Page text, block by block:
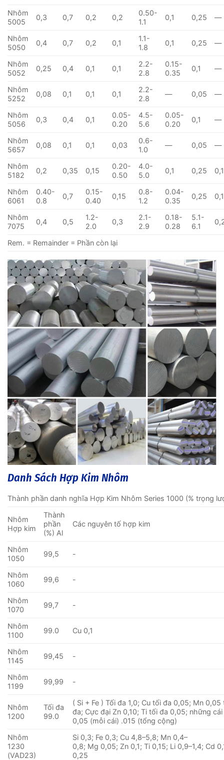
Nhôm
5005
0,3 0,7 0,2 0,2
0.50-
1.1
0,1 0,25 —
Nhôm
5050
0,4 0,7 0,2 0,1
1.1-
1.8
0,1 0,25 —
Nhôm
5052
0,25 0,4 0,1 0,1
2.2-
2.8
0.15-
0.35
0,1 —
Nhôm
5252
0,08 0,1 0,1 0,1
2.2-
2.8
— 0,05 —
Nhôm
5056
0,3 0,4 0,1
0.05-
0.20
4.5-
5.6
0.05-
0.20
0,1 —
Nhôm
5657
0,08 0,1 0,1 0,03
0.6-
1.0
— 0,05 —
Nhôm
5182
0,2 0,35 0,15
0.20-
0.50
4.0-
5.0
0,1 0,25 0,1
Nhôm
6061
0.40-
0.8
0,7
0.15-
0.40
0,15
0.8-
1.2
0.04-
0.35
0,25
Nhôm
7075
0,4 0,5
1.2-
2.0
0,3
2.1-
2.9
0.18-
0.28
5.1-
6.1
Rem. = Remainder = Phần còn lại
Danh Sách Hợp Kim Nhôm
Thành phần danh nghĩa Hợp Kim Nhôm Series 1000 (% trọng
Nhôm
Hợp kim
Thành
phần
(%) Al
Các nguyên tố hợp kim
Nhôm
1050
99,5 -
Nhôm
1060
99,6 -
Nhôm
1070
99,7 -
Nhôm
1100
99.0 Cu 0,1
Nhôm
1145
99,45 -
Nhôm
1199
99,99 -
Nhôm
1200
Tối đa
99.0
( Si + Fe ) Tối đa 1,0; Cu tối đa 0,05; Mn 0,05
đa; Cực đại Zn 0,10; Ti tối đa 0,05; những
0,05 (mỗi cái) .015 (tổng cộng)
Nhôm
1230
(VAD23)
Si 0,3; Fe 0,3; Cu 4,8–5,8; Mn 0,4–
0,8; Mg 0,05; Zn 0,1; Ti 0,15; Li 0,9–1,4; Cd
0,25